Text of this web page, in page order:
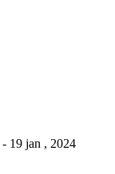
- 19 jan , 2024